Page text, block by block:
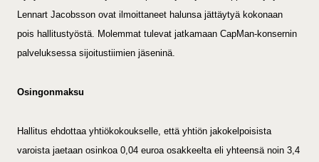
Lennart Jacobsson ovat ilmoittaneet halunsa jättäytyä kokonaan
pois hallitustyöstä. Molemmat tulevat jatkamaan CapMan-konsernin
palveluksessa sijoitustiimien jäseninä.
Osingonmaksu
Hallitus ehdottaa yhtiökokoukselle, että yhtiön jakokelpoisista
varoista jaetaan osinkoa 0,04 euroa osakkeelta eli yhteensä noin 3,4